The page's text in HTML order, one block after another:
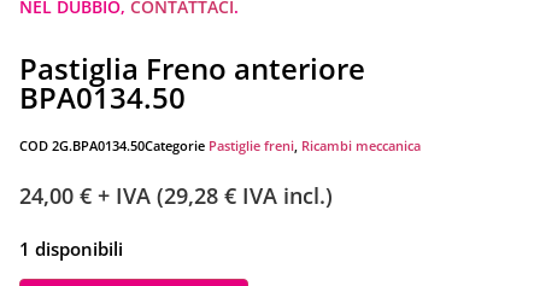
NEL DUBBIO, CONTATTACI.
Pastiglia Freno anteriore
BPA0134.50
COD 2G.BPA0134.50Categorie Pastiglie freni, Ricambi meccanica
24,00 € + IVA (29,28 € IVA incl.)
1 disponibili